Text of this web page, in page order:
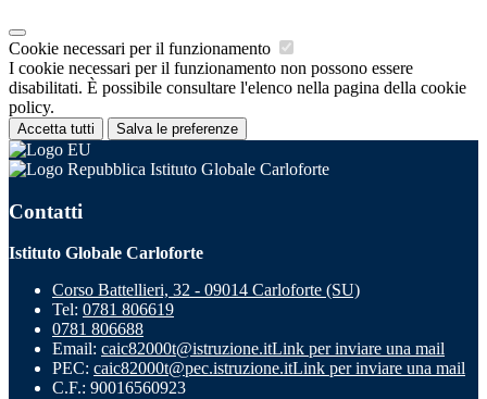
Cookie necessari per il funzionamento
I cookie necessari per il funzionamento non possono essere
disabilitati. È possibile consultare l'elenco nella pagina della cookie
policy.
Accetta tutti Salva le preferenze
Istituto Globale Carloforte
Contatti
Istituto Globale Carloforte
Corso Battellieri, 32 - 09014 Carloforte (SU)
Tel: 0781 806619
0781 806688
Email: caic82000t@istruzione.itLink per inviare una mail
PEC: caic82000t@pec.istruzione.itLink per inviare una mail
C.F.: 90016560923